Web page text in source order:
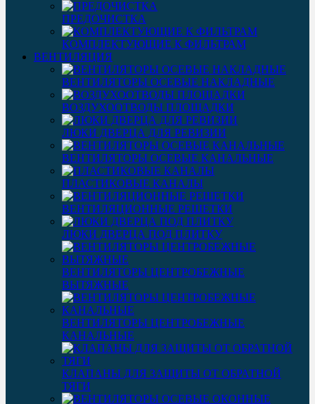
ПРЕДОЧИСТКА
КОМПЛЕКТУЮЩИЕ К ФИЛЬТРАМ
ВЕНТИЛЯЦИЯ
ВЕНТИЛЯТОРЫ ОСЕВЫЕ НАКЛАДНЫЕ
ВОЗДУХООТВОДЫ ПЛОЩАДКИ
ЛЮКИ ДВЕРЦА ДЛЯ РЕВИЗИИ
ВЕНТИЛЯТОРЫ ОСЕВЫЕ КАНАЛЬНЫЕ
ПЛАСТИКОВЫЕ КАНАЛЫ
ВЕНТИЛЯЦИОННЫЕ РЕШЕТКИ
ЛЮКИ ДВЕРЦА ПОД ПЛИТКУ
ВЕНТИЛЯТОРЫ ЦЕНТРОБЕЖНЫЕ
ВЫТЯЖНЫЕ
ВЕНТИЛЯТОРЫ ЦЕНТРОБЕЖНЫЕ
КАНАЛЬНЫЕ
КЛАПАНЫ ДЛЯ ЗАЩИТЫ ОТ ОБРАТНОЙ
ТЯГИ